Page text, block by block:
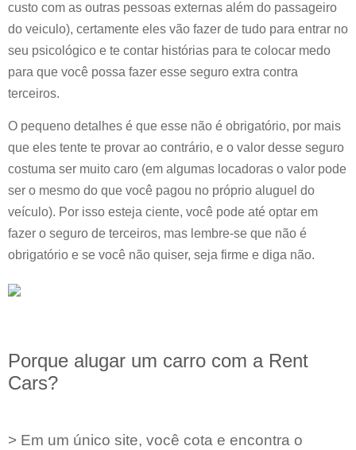
custo com as outras pessoas externas além do passageiro
do veiculo), certamente eles vão fazer de tudo para entrar no
seu psicológico e te contar histórias para te colocar medo
para que você possa fazer esse seguro extra contra
terceiros.
O pequeno detalhes é que esse não é obrigatório, por mais
que eles tente te provar ao contrário, e o valor desse seguro
costuma ser muito caro (em algumas locadoras o valor pode
ser o mesmo do que você pagou no próprio aluguel do
veículo). Por isso esteja ciente, você pode até optar em
fazer o seguro de terceiros, mas lembre-se que não é
obrigatório e se você não quiser, seja firme e diga não.
Porque alugar um carro com a Rent
Cars?
> Em um único site, você cota e encontra o